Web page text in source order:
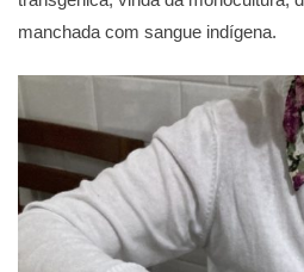
manchada com sangue indígena.